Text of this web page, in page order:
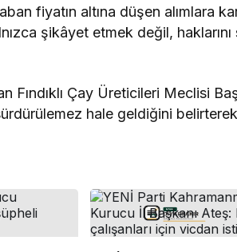
fiyatın altına düşen alımlara
şikâyet etmek değil,
Fındıklı Çay Üreticileri Meclisi
hale geldiğini